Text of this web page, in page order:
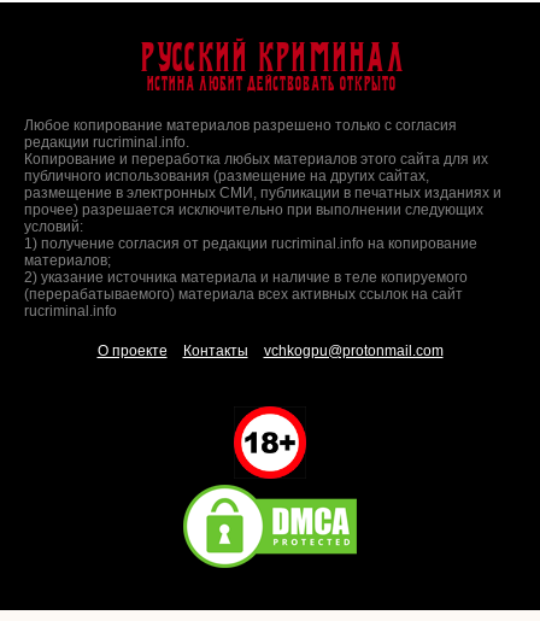
Русский Криминал
Истина любит действовать открыто
Любое копирование материалов разрешено только с согласия
редакции rucriminal.info.
Копирование и переработка любых материалов этого сайта для их
публичного использования (размещение на других сайтах,
размещение в электронных СМИ, публикации в печатных изданиях и
прочее) разрешается исключительно при выполнении следующих
условий:
1) получение согласия от редакции rucriminal.info на копирование
материалов;
2) указание источника материала и наличие в теле копируемого
(перерабатываемого) материала всех активных ссылок на сайт
rucriminal.info
О проекте Контакты vchkogpu@protonmail.com